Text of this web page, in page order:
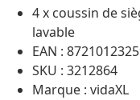
4 x coussin de
lavable
EAN :
SKU : 3212864
Marque : vidaXL